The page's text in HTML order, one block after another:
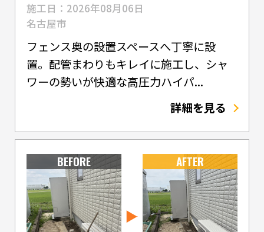
施工日：2026年08月06日
名古屋市
フェンス奥の設置スペースへ丁寧に設
置。配管まわりもキレイに施工し、シャ
ワーの勢いが快適な高圧力ハイパ...
詳細を見る
BEFORE AFTER